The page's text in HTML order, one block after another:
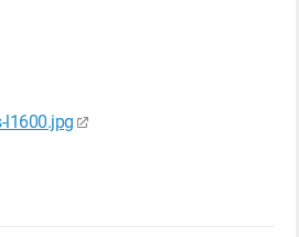
l1600.jpg